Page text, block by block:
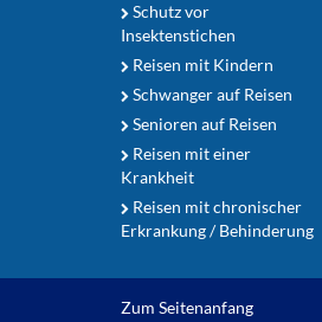
Schutz vor
Insektenstichen
Reisen mit Kindern
Schwanger auf Reisen
Senioren auf Reisen
Reisen mit einer
Krankheit
Reisen mit chronischer
Erkrankung / Behinderung
Zum Seitenanfang